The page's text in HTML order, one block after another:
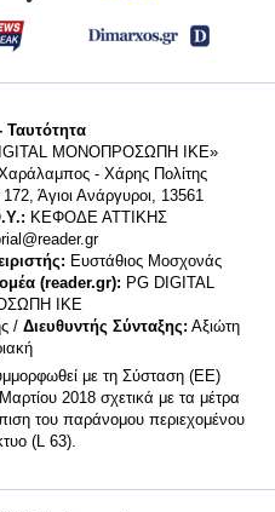
Ταυτότητα
MONΟΠΡΟΣΩΠΗ ΙΚΕ»
- Χάρης Πολίτης
Άγιοι Ανάργυροι, 13561
ΚΕΦΟΔΕ ΑΤΤΙΚΗΣ
Ευστάθιος Μοσχονάς
(reader.gr): PG DIGITAL
ΙΚΕ
/ Διευθυντής Σύνταξης: Αξιώτη
με τη Σύσταση (ΕΕ)
2018 σχετικά με τα μέτρα
του παράνομου περιεχομένου
(L 63).